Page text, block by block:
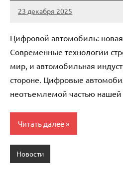
23 декабря 2025
Avtor
Нет
Цифровой автомобиль:
Современные технологии
мир, и автомобильная
стороне. Цифровые
неотъемлемой частью
Читать далее
Новости